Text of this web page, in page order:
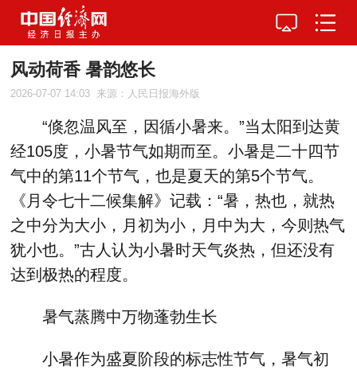
风动荷香 暑韵悠长
2026-07-07 14:03 来源：人民日报海外版
“倏忽温风至，因循小暑来。”当太阳到达黄
经105度，小暑节气如期而至。小暑是二十四节
气中的第11个节气，也是夏天的第5个节气。
《月令七十二候集解》记载：“暑，热也，就热
之中分为大小，月初为小，月中为大，今则热气
犹小也。”古人认为小暑时天气炎热，但还没有
达到极热的程度。
暑气蒸腾中万物蓬勃生长
小暑作为盛夏阶段的标志性节气，暑气初